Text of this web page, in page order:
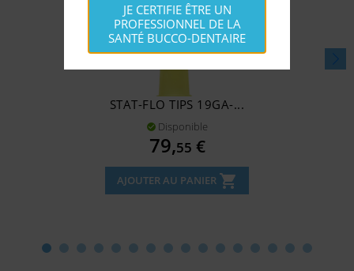
STAT-FLO TIPS 19GA-...
 Disponible
Prix
79,55 €
AJOUTER AU PANIER shopping_cart
JE CERTIFIE ÊTRE UN
PROFESSIONNEL DE LA
SANTÉ BUCCO-DENTAIRE